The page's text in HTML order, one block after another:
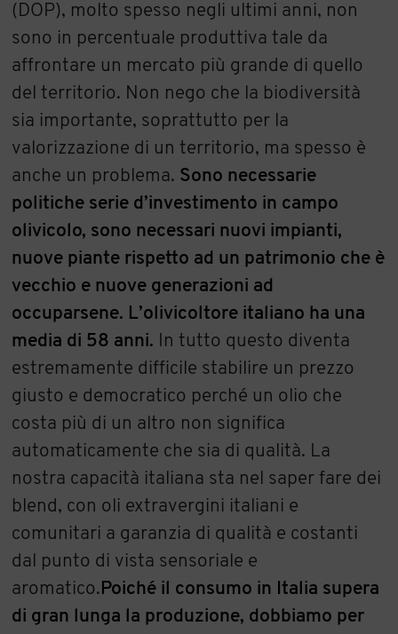
(DOP), molto spesso negli ultimi anni, non
sono in percentuale produttiva tale da
affrontare un mercato più grande di quello
del territorio. Non nego che la biodiversità
sia importante, soprattutto per la
valorizzazione di un territorio, ma spesso è
anche un problema. Sono necessarie
politiche serie d’investimento in campo
olivicolo, sono necessari nuovi impianti,
nuove piante rispetto ad un patrimonio che è
vecchio e nuove generazioni ad
occuparsene. L’olivicoltore italiano ha una
media di 58 anni.
In tutto questo diventa
estremamente difficile stabilire un prezzo
giusto e democratico perché un olio che
costa più di un altro non significa
automaticamente che sia di qualità. La
nostra capacità italiana sta nel saper fare dei
blend, con oli extravergini italiani e
comunitari a garanzia di qualità e costanti
dal punto di vista sensoriale e
aromatico. Poiché il consumo in Italia supera
di gran lunga la produzione, dobbiamo per